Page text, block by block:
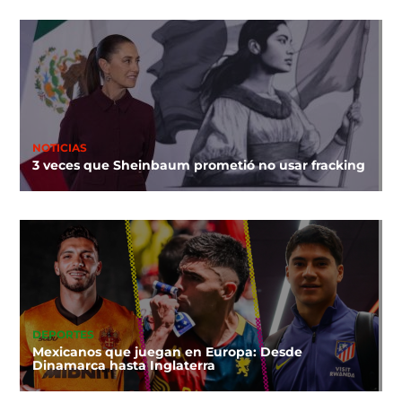
NOTICIAS
3 veces que Sheinbaum prometió no usar fracking
DEPORTES
Mexicanos que juegan en Europa: Desde
Dinamarca hasta Inglaterra